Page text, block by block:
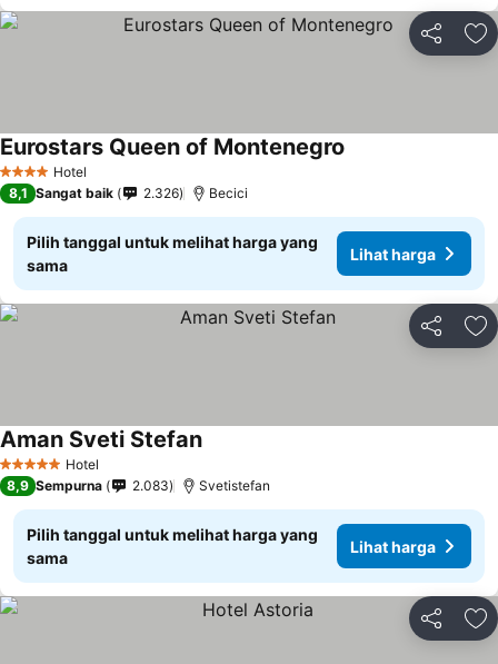
Bagikan
4 BintangHotel
Eurostars Queen of Montenegro
8,1 Sangat baik 2.326 Becici
Pilih tanggal untuk melihat harga yang
sama
Lihat harga
Bagikan
5 Bintang Hotel
Aman Sveti StefanLihat harga
8,9 Sempurna 2.083 Svetistefan
Pilih tanggal untuk melihat harga yang
sama
Lihat harga
Bagikan